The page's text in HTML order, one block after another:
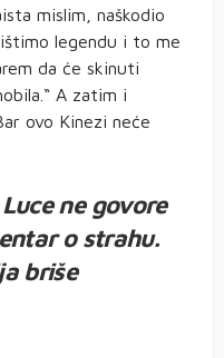
mislim, naškodio
legendu i to me
da će skinuti
A zatim i
ovo Kinezi neće
ne govore
o strahu.
briše